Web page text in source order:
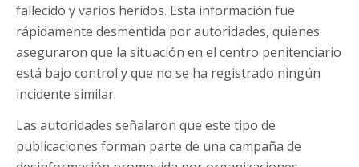
fallecido y varios heridos. Esta información fue
rápidamente desmentida por autoridades, quienes
aseguraron que la situación en el centro penitenciario
está bajo control y que no se ha registrado ningún
incidente similar.
Las autoridades señalaron que este tipo de
publicaciones forman parte de una campaña de